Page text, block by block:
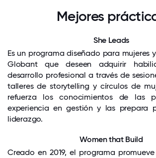
Mejores
She Leads
Es un programa diseñado para mujeres
Globant que deseen adquirir
desarrollo profesional a través de
talleres de storytelling y círculos de
refuerza los conocimientos de las
experiencia en gestión y las prepara
liderazgo.
Women that Build
Creado en 2019, el programa